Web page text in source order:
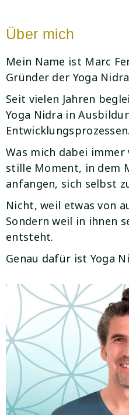
Über mich
Mein Name ist Marc
Gründer der Yoga
Seit vielen Jahren
Yoga Nidra in
Entwicklungsprozessen.
Was mich dabei
stille Moment, in dem
anfangen, sich selbst
Nicht, weil etwas von
Sondern weil in ihnen
entsteht.
Genau dafür ist Yoga